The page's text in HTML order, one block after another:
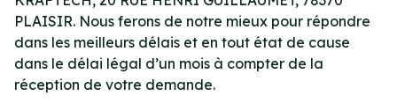
PLAISIR. Nous ferons de notre mieux pour répondre
dans les meilleurs délais et en tout état de cause
dans le délai légal d’un mois à compter de la
réception de votre demande.